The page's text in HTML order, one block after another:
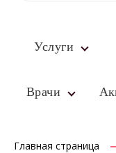
Услуги
Врачи
Главная страница